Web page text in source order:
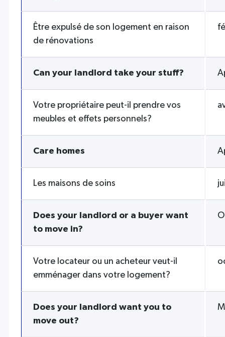
Être expulsé de son logement en raison
de rénovations
Can your landlord take your stuff?
Votre propriétaire peut-il prendre vos
meubles et effets personnels?
Care homes
Les maisons de soins
Does your landlord or a buyer want
to move in?
Votre locateur ou un acheteur veut-il
emménager dans votre logement?
Does your landlord want you to
move out?